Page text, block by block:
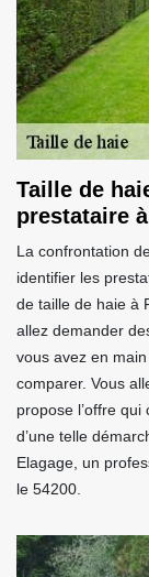
Taille de
prestataire
La confrontation
identifier les
de taille de haie à
allez demander
vous avez en
comparer. Vous
propose l’offre
d’une telle
Elagage, un
le 54200.